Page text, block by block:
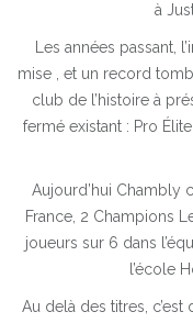
à
Les années passant,
mise , et un record
club de l’histoire à
fermé existant : Pro
Aujourd’hui Chambly
France, 2 Champions
joueurs sur 6 dans
l’école
Au delà des titres,